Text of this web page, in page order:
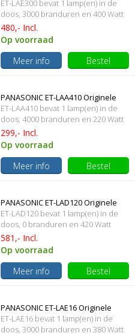
lamp met behuizing
ET-LAE300 bevat 1 lamp(en) in de
doos, 3000 branduren en 400 Watt
480,- Incl.
Op voorraad
Meer info
Bestel
PANASONIC ET-LAA410 Originele
lamp met behuizing
ET-LAA410 bevat 1 lamp(en) in de
doos, 4000 branduren en 220 Watt
299,- Incl.
Op voorraad
Meer info
Bestel
PANASONIC ET-LAD120 Originele
lampmodule
ET-LAD120 bevat 1 lamp(en) in de
doos, 0 branduren en 420 Watt
581,- Incl.
Op voorraad
Meer info
Bestel
PANASONIC ET-LAE16 Originele
lampmodule
ET-LAE16 bevat 1 lamp(en) in de
doos, 3000 branduren en 380 Watt